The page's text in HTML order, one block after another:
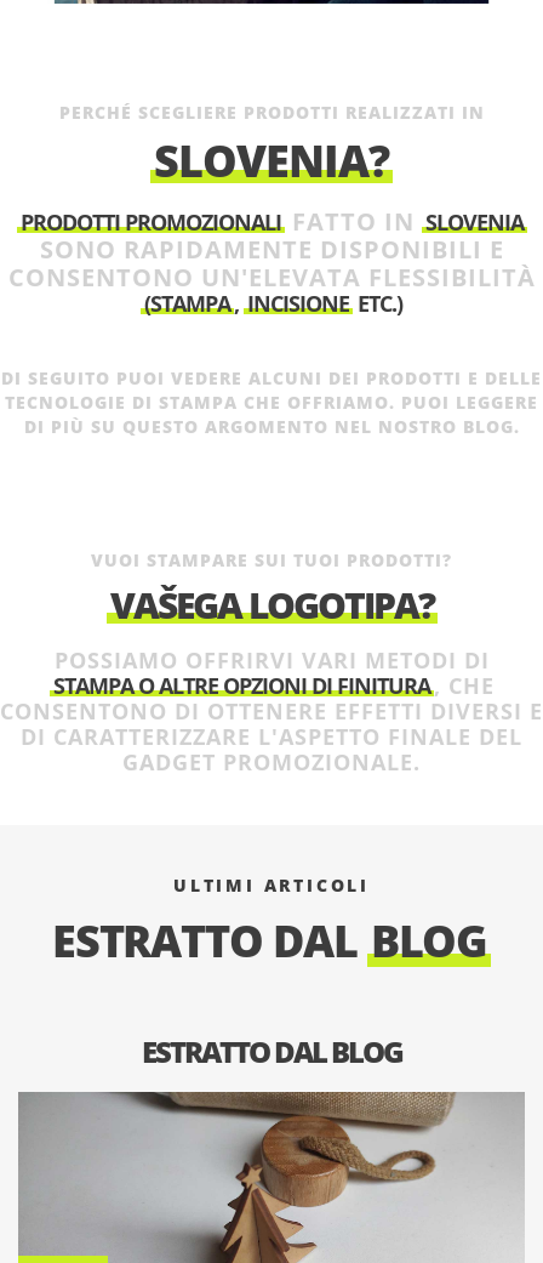
PERCHÉ SCEGLIERE PRODOTTI REALIZZATI IN
SLOVENIA?
PRODOTTI PROMOZIONALIFATTO IN SLOVENIA
SONO RAPIDAMENTE DISPONIBILI E
CONSENTONO UN'ELEVATA FLESSIBILITÀ
(STAMPA, INCISIONE ETC.)
DI SEGUITO PUOI VEDERE ALCUNI DEI PRODOTTI E DELLE
TECNOLOGIE DI STAMPA CHE OFFRIAMO. PUOI LEGGERE
DI PIÙ SU QUESTO ARGOMENTO NEL NOSTRO BLOG.
VUOI STAMPARE SUI TUOI PRODOTTI?
VAŠEGA LOGOTIPA?
POSSIAMO OFFRIRVI VARI METODI DI
STAMPA O ALTRE OPZIONI DI FINITURA, CHE
CONSENTONO DI OTTENERE EFFETTI DIVERSI E
DI CARATTERIZZARE L'ASPETTO FINALE DEL
GADGET PROMOZIONALE.
ULTIMI ARTICOLI
ESTRATTO DAL BLOG
ESTRATTO DAL BLOG